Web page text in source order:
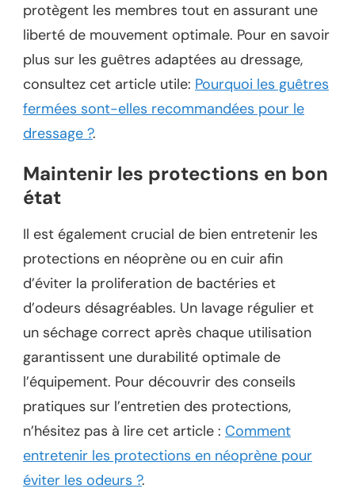
protègent les membres tout en assurant une
liberté de mouvement optimale. Pour en savoir
plus sur les guêtres adaptées au dressage,
consultez cet article utile: Pourquoi les guêtres
fermées sont-elles recommandées pour le
dressage ?.
Maintenir les protections en bon
état
Il est également crucial de bien entretenir les
protections en néoprène ou en cuir afin
d’éviter la proliferation de bactéries et
d’odeurs désagréables. Un lavage régulier et
un séchage correct après chaque utilisation
garantissent une durabilité optimale de
l’équipement. Pour découvrir des conseils
pratiques sur l’entretien des protections,
n’hésitez pas à lire cet article : Comment
entretenir les protections en néoprène pour
éviter les odeurs ?.